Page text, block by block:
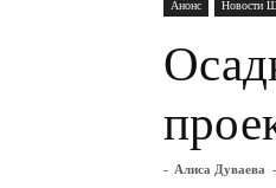
Анонс Новости
- Алиса Дуваева -